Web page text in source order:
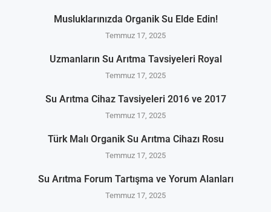
Musluklarınızda Organik Su Elde Edin!
Temmuz 17, 2025
Uzmanların Su Arıtma Tavsiyeleri Royal
Temmuz 17, 2025
Su Arıtma Cihaz Tavsiyeleri 2016 ve 2017
Temmuz 17, 2025
Türk Malı Organik Su Arıtma Cihazı Rosu
Temmuz 17, 2025
Su Arıtma Forum Tartışma ve Yorum Alanları
Temmuz 17, 2025